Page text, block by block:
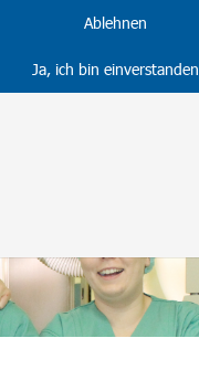
Ablehnen
Ja, ich bin einverstanden